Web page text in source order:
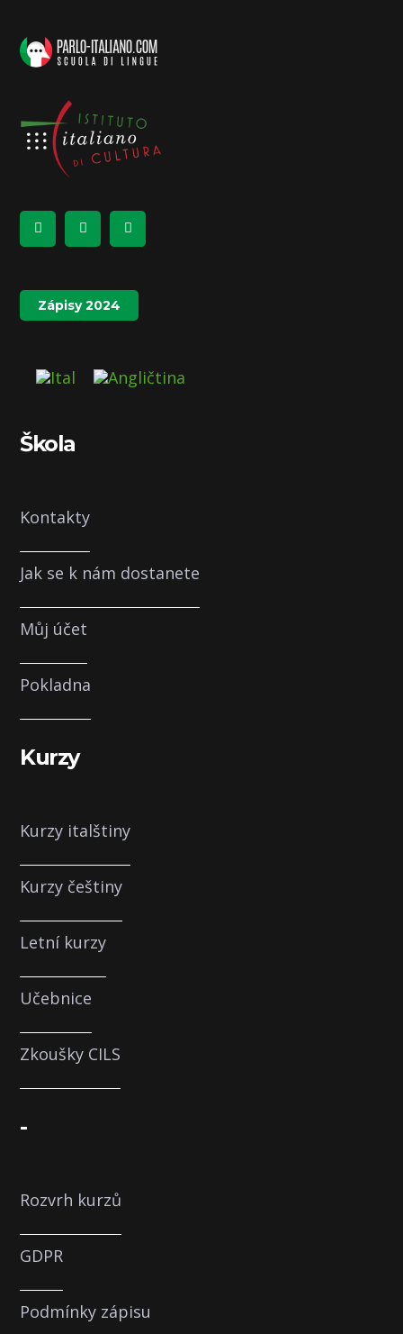
Zápisy 2024
Škola
Kontakty
Jak se k nám dostanete
Můj účet
Pokladna
Kurzy
Kurzy italštiny
Kurzy češtiny
Letní kurzy
Učebnice
Zkoušky CILS
-
Rozvrh kurzů
GDPR
Podmínky zápisu